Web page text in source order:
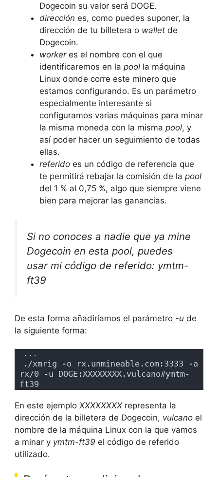
Dogecoin su valor será DOGE.
dirección es, como puedes suponer, la
dirección de tu billetera o wallet de
Dogecoin.
workeres el nombre con el que
identificaremos en la pool la máquina
Linux donde corre este minero que
estamos configurando. Es un parámetro
especialmente interesante si
configuramos varias máquinas para minar
la misma moneda con la misma pool, y
así poder hacer un seguimiento de todas
ellas.
referido es un código de referencia que
te permitirá rebajar la comisión de la pool
del 1 % al 0,75 %, algo que siempre viene
bien para mejorar las ganancias.
Si no conoces a nadie que ya mine
Dogecoin en esta pool, puedes
usar mi código de referido: ymtm-
ft39
De esta forma añadiríamos el parámetro -u de
la siguiente forma:
...
./xmrig -o rx.unmineable.com:3333 -a
rx/0 -u DOGE:XXXXXXXX.vulcano#ymtm-
ft39
En este ejemplo XXXXXXXXrepresenta la
dirección de la billetera de Dogecoin, vulcano el
nombre de la máquina Linux con la que vamos
a minar y ymtm-ft39 el código de referido
utilizado.